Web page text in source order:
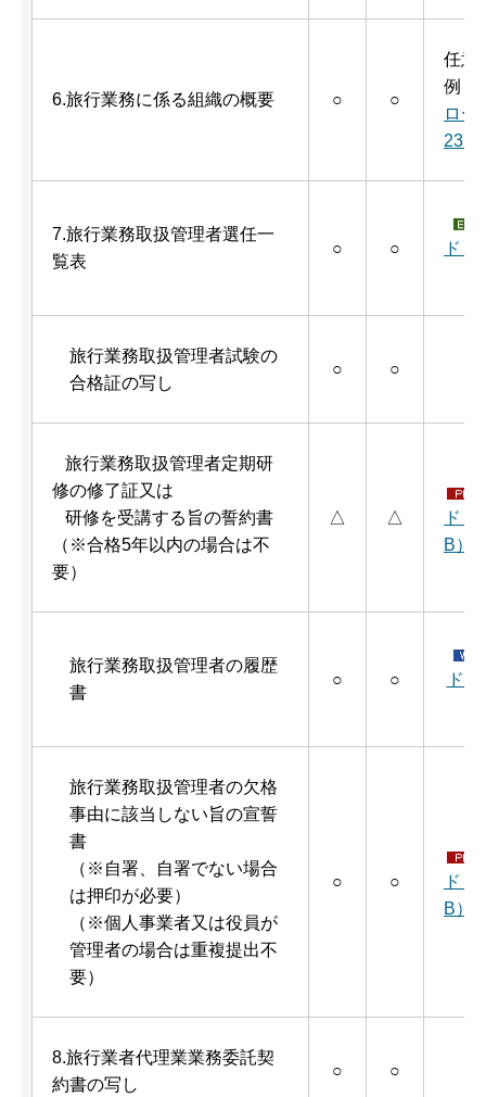
6.旅行業務に係る組織の概要 ○ ○
任意
例：
ロー
7.旅行業務取扱管理者選任一
覧表
○ ○ ド（
旅行業務取扱管理者試験の
合格証の写し
○ ○
旅行業務取扱管理者定期研
修の修了証又は
研修を受講する旨の誓約書
（※合格5年以内の場合は不
要）
△ △
ド
B）
旅行業務取扱管理者の履歴
書
○ ○ ド
旅行業務取扱管理者の欠格
事由に該当しない旨の宣誓
書
（※自署、自署でない場合
は押印が必要）
（※個人事業者又は役員が
管理者の場合は重複提出不
要）
○ ○
ド
B）
8.旅行業者代理業業務委託契
約書の写し
○ ○